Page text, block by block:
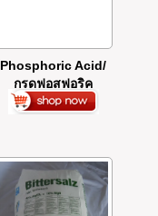
Phosphoric Acid/
กรดฟอสฟอริค